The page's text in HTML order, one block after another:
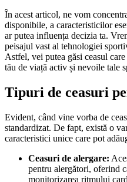
În acest articol, ne vom
disponibile, a caracteristicilor
ar putea influența decizia ta.
peisajul vast al tehnologiei
Astfel, vei putea găsi ceasul
tău de viață activ și nevoile tale
Tipuri de ceasuri
Evident, când vine vorba de
standardizat. De fapt, există o
caracteristici unice care pot
Ceasuri de alergare:
pentru alergători, oferind
monitorizarea ritmului